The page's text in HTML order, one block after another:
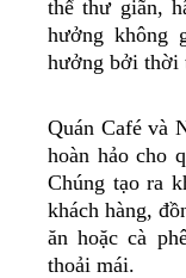
thể thư giãn,
hưởng không
hưởng bởi thời
Quán Café và
hoàn hảo cho
Chúng tạo ra
khách hàng,
ăn hoặc cà
thoải mái.